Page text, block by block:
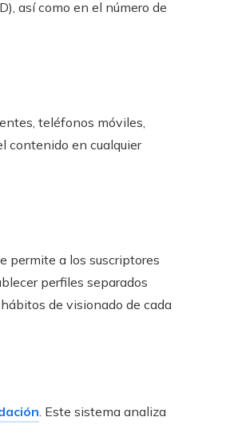
así como en el número de
teléfonos móviles,
contenido en cualquier
permite a los suscriptores
perfiles separados
de visionado de cada
. Este sistema analiza